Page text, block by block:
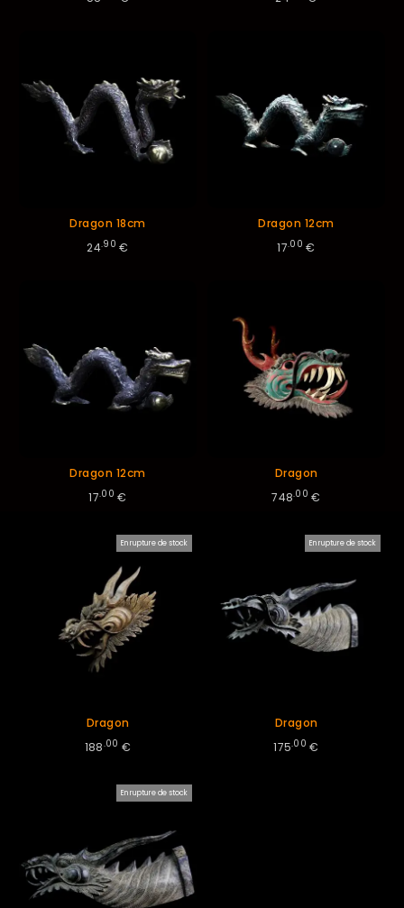
Dragon 18cm
24.90 €
Dragon 12cm
17.00 €
Dragon 12cm
17.00 €
Dragon
748.00 €
En rupture de stock
Dragon
188.00 €
En rupture de stock
Dragon
175.00 €
En rupture de stock